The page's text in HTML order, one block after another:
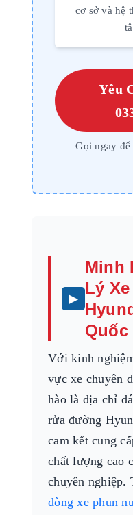
cơ sở và hệ
Yêu
Gọi ngay
Minh
Lý
Quốc
Với kinh
vực xe chuyên
hào là địa chỉ
rửa đường
cam kết cung
chất lượng cao
chuyên nghiệp.
dòng xe phun